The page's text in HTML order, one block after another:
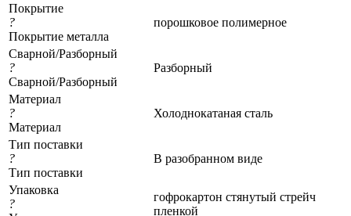
Покрытие
?
Покрытие металла
порошковое полимерное
Сварной/Разборный
?
Сварной/Разборный
Разборный
Материал
?
Материал
Холоднокатаная сталь
Тип поставки
?
Тип поставки
В разобранном виде
Упаковка
?
гофрокартон стянутый стрейч
пленкой